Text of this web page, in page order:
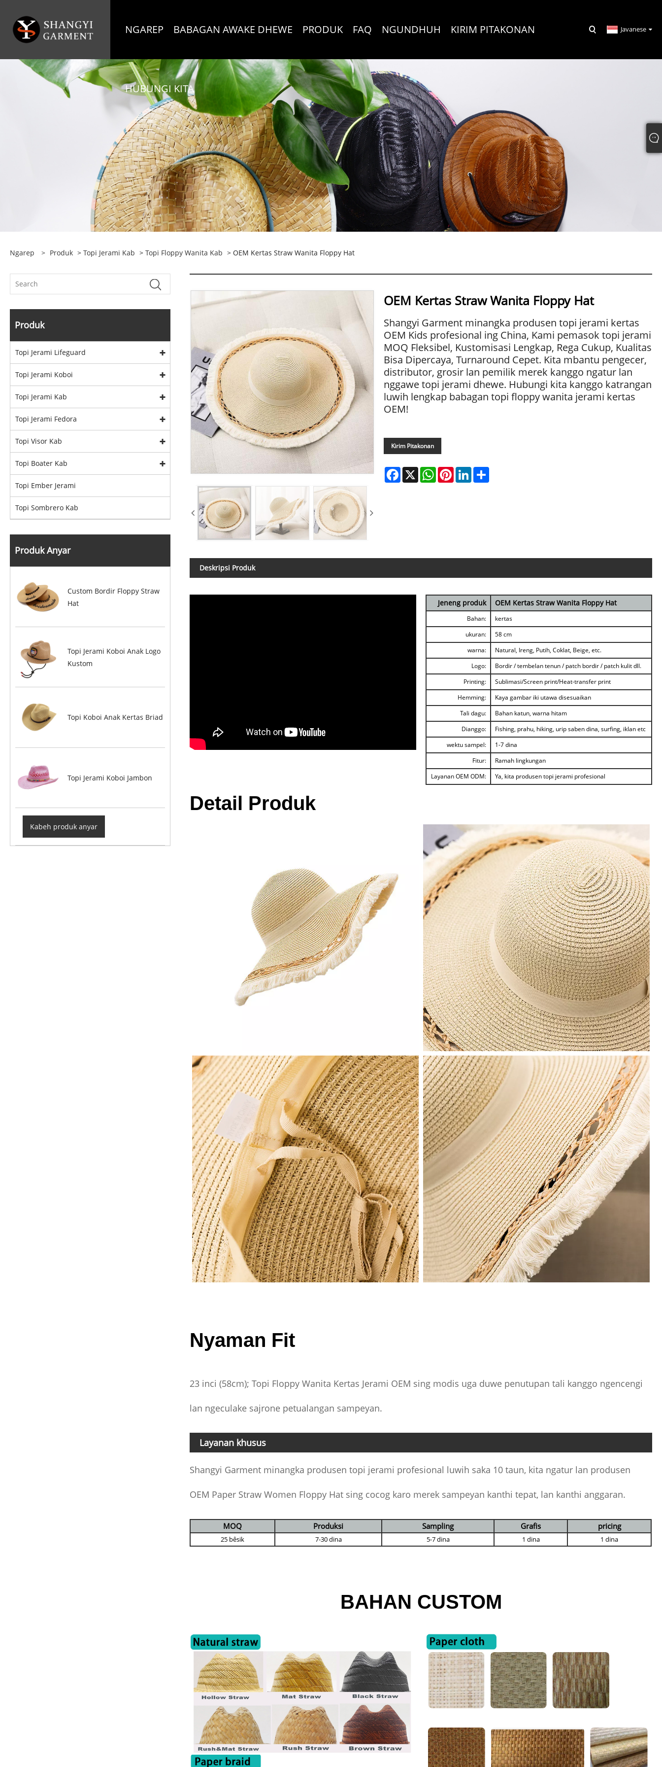
NGAREP BABAGAN AWAKE DHEWE PRODUK FAQ NGUNDHUH KIRIM PITAKONAN
HUBUNGI KITA
Javanese
Ngarep > Produk > Topi Jerami Kab > Topi Floppy Wanita Kab > OEM Kertas Straw Wanita Floppy Hat
Produk
Topi Jerami Lifeguard
Topi Jerami Koboi
Topi Jerami Kab
Topi Jerami Fedora
Topi Visor Kab
Topi Boater Kab
Topi Ember Jerami
Topi Sombrero Kab
Produk Anyar
Custom Bordir Floppy Straw
Hat
Topi Jerami Koboi Anak Logo
Kustom
Topi Koboi Anak Kertas Briad
Topi Jerami Koboi Jambon
Kabeh produk anyar
OEM Kertas Straw Wanita Floppy Hat
Shangyi Garment minangka produsen topi jerami kertas
OEM Kids profesional ing China, Kami pemasok topi jerami
MOQ Fleksibel, Kustomisasi Lengkap, Rega Cukup, Kualitas
Bisa Dipercaya, Turnaround Cepet. Kita mbantu pengecer,
distributor, grosir lan pemilik merek kanggo ngatur lan
nggawe topi jerami dhewe. Hubungi kita kanggo katrangan
luwih lengkap babagan topi floppy wanita jerami kertas
OEM!
Kirim Pitakonan
Facebook
X WhatsApp
PinterestLinkedIn
Deskripsi Produk
Jeneng produk OEM Kertas Straw Wanita Floppy Hat
Bahan:
kertas
ukuran:
58 cm
warna:
Natural, Ireng, Putih, Coklat, Beige, etc.
Logo:
Bordir / tembelan tenun / patch bordir / patch kulit dll.
Printing:
Sublimasi/Screen print/Heat-transfer print
Hemming:
Kaya gambar iki utawa disesuaikan
Tali dagu:
Bahan katun, warna hitam
Dianggo:
Fishing, prahu, hiking, urip saben dina, surfing, iklan etc
wektu sampel:
1-7 dina
Fitur:
Ramah lingkungan
Layanan OEM ODM:
Ya, kita produsen topi jerami profesional
Detail Produk
Nyaman Fit
23 inci (58cm); Topi Floppy Wanita Kertas Jerami OEM sing modis uga duwe penutupan tali kanggo ngencengi
lan ngeculake sajrone petualangan sampeyan.
Layanan khusus
Shangyi Garment minangka produsen topi jerami profesional luwih saka 10 taun, kita ngatur lan produsen
OEM Paper Straw Women Floppy Hat sing cocog karo merek sampeyan kanthi tepat, lan kanthi anggaran.
MOQ Produksi Sampling Grafis pricing
25 bêsik 7-30 dina 5-7 dina 1 dina 1 dina
BAHAN CUSTOM